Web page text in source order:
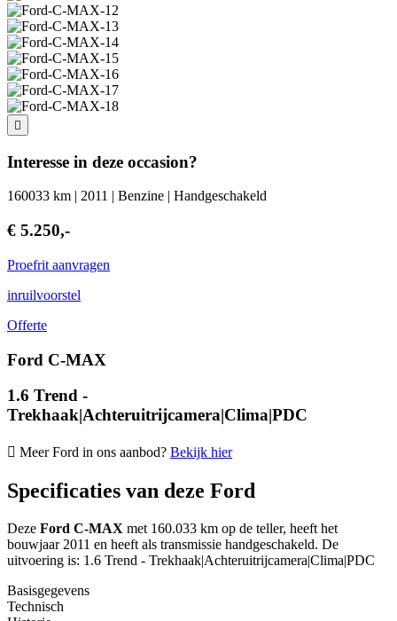
Interesse in deze occasion?
160033 km | 2011 | Benzine | Handgeschakeld
€ 5.250,-
Proefrit aanvragen
inruilvoorstel
Offerte
Ford C-MAX
1.6 Trend -
Trekhaak|Achteruitrijcamera|Clima|PDC
Meer Ford in ons aanbod? Bekijk hier
Specificaties van deze Ford
Deze Ford C-MAX met 160.033 km op de teller, heeft het
bouwjaar 2011 en heeft als transmissie handgeschakeld. De
uitvoering is: 1.6 Trend - Trekhaak|Achteruitrijcamera|Clima|PDC
Basisgegevens
Technisch